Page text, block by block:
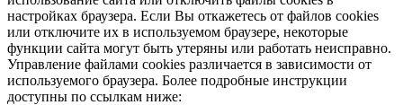
настройках браузера. Если Вы откажетесь от файлов cookies
или отключите их в используемом браузере, некоторые
функции сайта могут быть утеряны или работать неисправно.
Управление файлами cookies различается в зависимости от
используемого браузера. Более подробные инструкции
доступны по ссылкам ниже: